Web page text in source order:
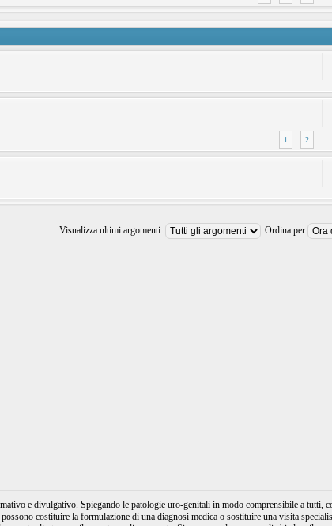
1 2
Visualizza ultimi argomenti: Ordina per
e divulgativo. Spiegando le patologie uro-genitali in modo comprensibile a tutti,
costituire la formulazione di una diagnosi medica o sostituire una visita